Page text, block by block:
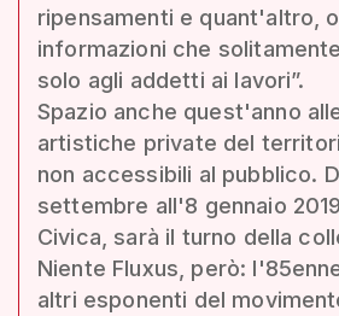
ripensamenti e quant'altro,
informazioni che
solo agli addetti ai lavori”.
Spazio anche quest'anno
artistiche private del
non accessibili al pubblico.
settembre all'8 gennaio
Civica, sarà il turno della
Niente Fluxus, però:
altri esponenti del